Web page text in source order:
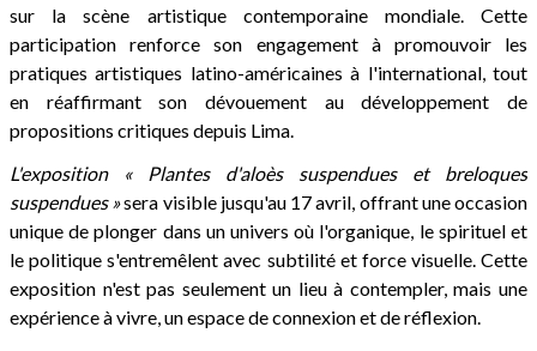
sur la scène artistique contemporaine mondiale. Cette
participation renforce son engagement à promouvoir les
pratiques artistiques latino-américaines à l'international, tout
en réaffirmant son dévouement au développement de
propositions critiques depuis Lima.
L'exposition « Plantes d'aloès suspendues et breloques
suspendues »sera visible jusqu'au 17 avril, offrant une occasion
unique de plonger dans un univers où l'organique, le spirituel et
le politique s'entremêlent avec subtilité et force visuelle. Cette
exposition n'est pas seulement un lieu à contempler, mais une
expérience à vivre, un espace de connexion et de réflexion.